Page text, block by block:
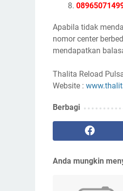
Apabila tidak
nomor center
mendapatkan
Thalita Reload
Website :
Berbagi
Anda mungkin